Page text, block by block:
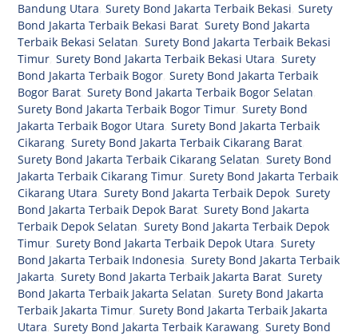
Bandung Utara ,Surety Bond Jakarta Terbaik Bekasi ,Surety
Bond Jakarta Terbaik Bekasi Barat ,Surety Bond Jakarta
Terbaik Bekasi Selatan ,Surety Bond Jakarta Terbaik Bekasi
Timur ,Surety Bond Jakarta Terbaik Bekasi Utara ,Surety
Bond Jakarta Terbaik Bogor ,Surety Bond Jakarta Terbaik
Bogor Barat ,Surety Bond Jakarta Terbaik Bogor Selatan
Surety Bond Jakarta Terbaik Bogor Timur ,Surety Bond
Jakarta Terbaik Bogor Utara ,Surety Bond Jakarta Terbaik
Cikarang ,Surety Bond Jakarta Terbaik Cikarang Barat
Surety Bond Jakarta Terbaik Cikarang Selatan ,Surety Bond
Jakarta Terbaik Cikarang Timur ,Surety Bond Jakarta Terbaik
Cikarang Utara ,Surety Bond Jakarta Terbaik Depok ,Surety
Bond Jakarta Terbaik Depok Barat ,Surety Bond Jakarta
Terbaik Depok Selatan ,Surety Bond Jakarta Terbaik Depok
Timur ,Surety Bond Jakarta Terbaik Depok Utara ,Surety
Bond Jakarta Terbaik Indonesia ,Surety Bond Jakarta Terbaik
Jakarta ,Surety Bond Jakarta Terbaik Jakarta Barat ,Surety
Bond Jakarta Terbaik Jakarta Selatan ,Surety Bond Jakarta
Terbaik Jakarta Timur ,Surety Bond Jakarta Terbaik Jakarta
Utara ,Surety Bond Jakarta Terbaik Karawang ,Surety Bond